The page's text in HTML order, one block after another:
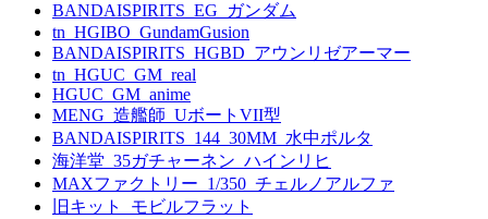
BANDAISPIRITS_EG_ガンダム
tn_HGIBO_GundamGusion
BANDAISPIRITS_HGBD_アウンリゼアーマー
tn_HGUC_GM_real
HGUC_GM_anime
MENG_造艦師_UボートVII型
BANDAISPIRITS_144_30MM_水中ポルタ
海洋堂_35ガチャーネン_ハインリヒ
MAXファクトリー_1/350_チェルノアルファ
旧キット_モビルフラット